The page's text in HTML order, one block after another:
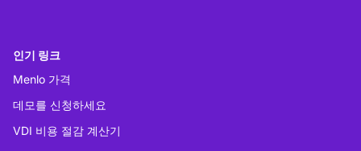
인기 링크
Menlo 가격
데모를 신청하세요
VDI 비용 절감 계산기